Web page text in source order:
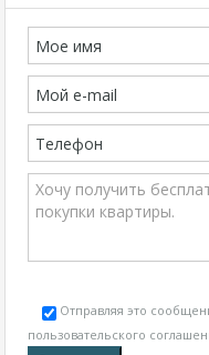
Отправляя это
пользовательского